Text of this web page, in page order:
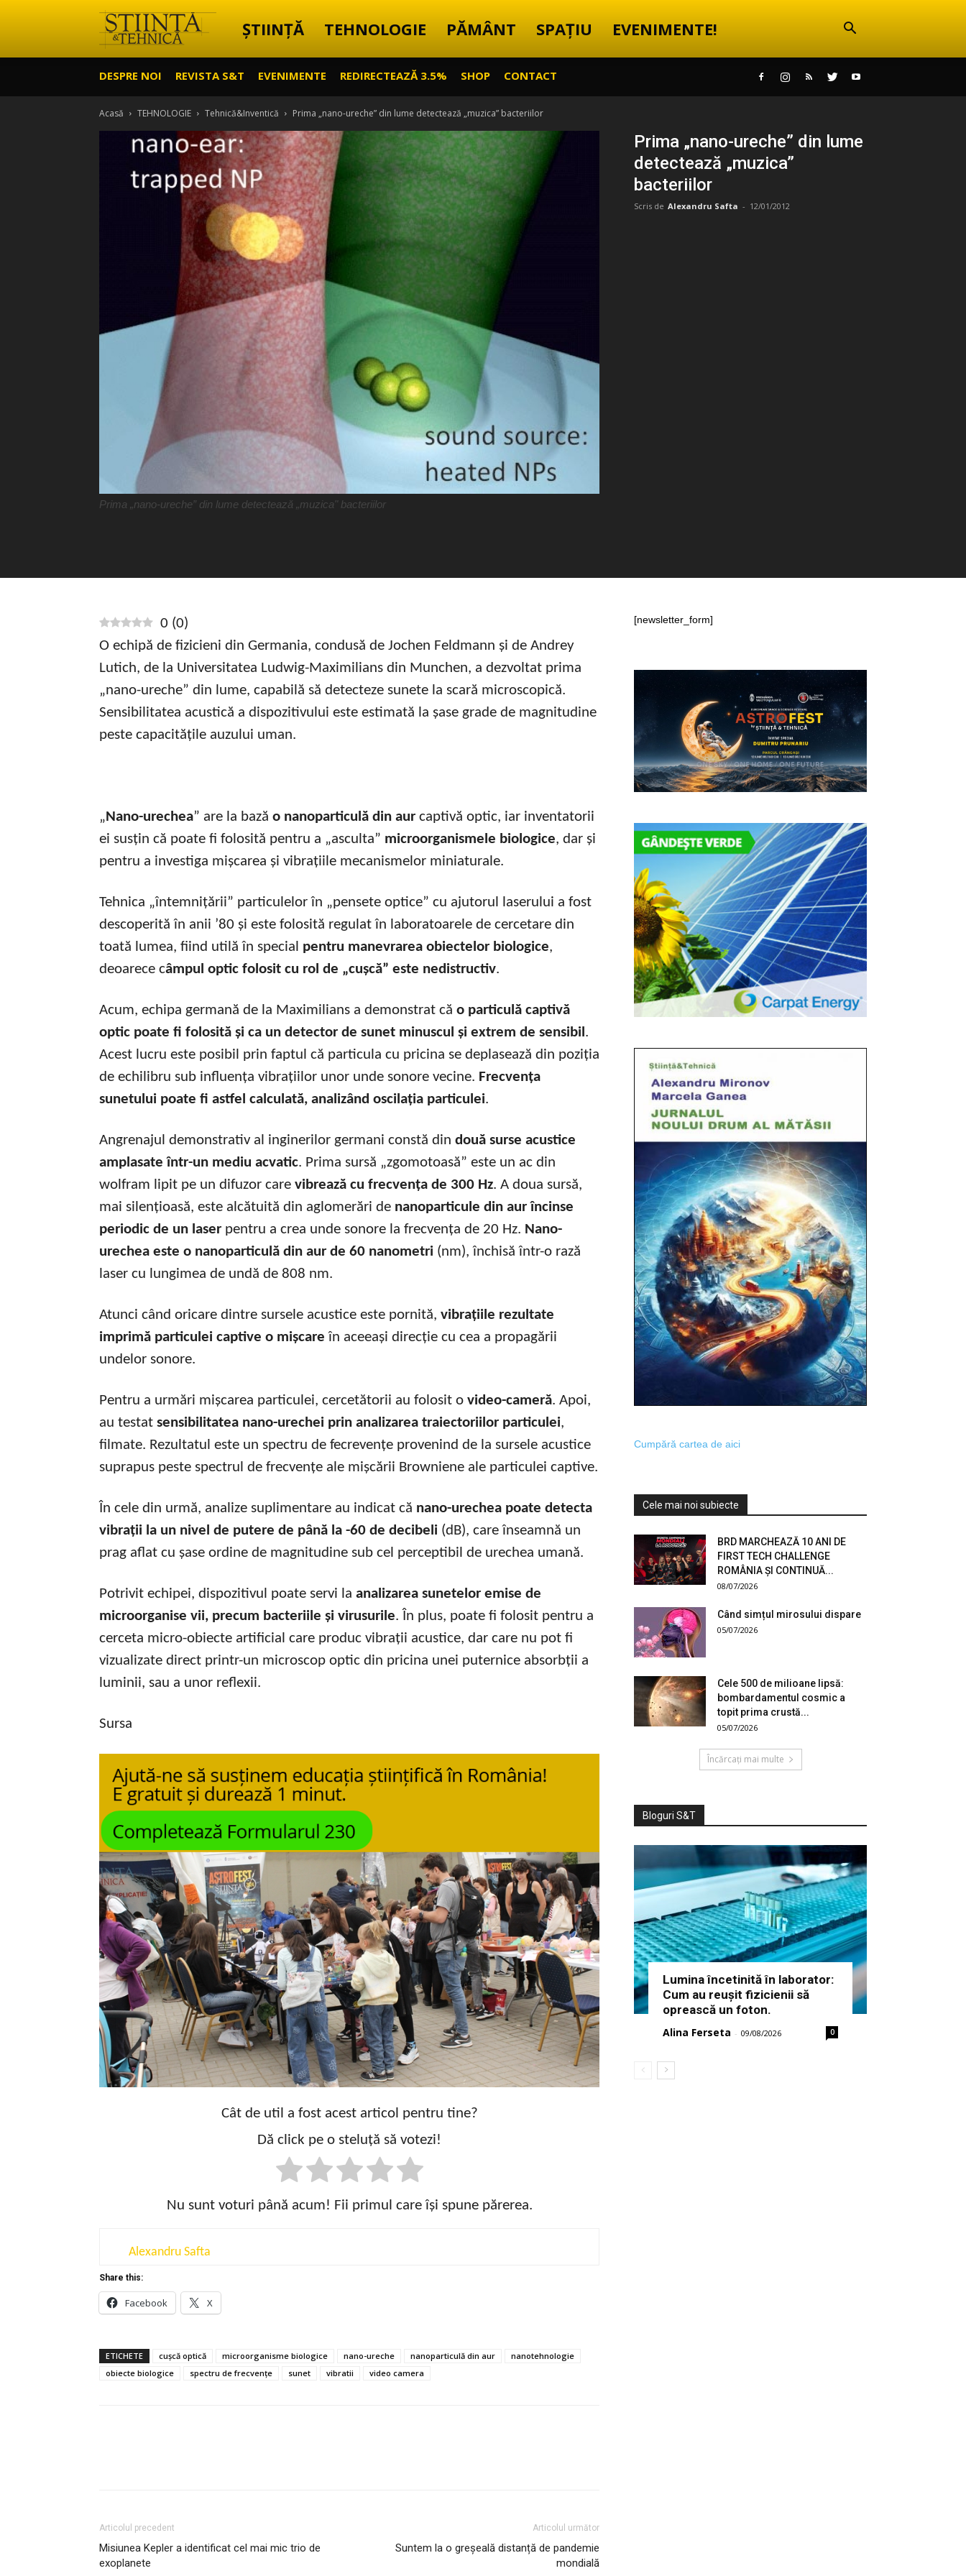
Știință
Tehnică
ȘTIINȚĂ TEHNOLOGIE PĂMÂNT SPAȚIU EVENIMENTE!
DESPRE NOI REVISTA S&T EVENIMENTE REDIRECTEAZĂ 3.5% SHOP CONTACT
Acasă TEHNOLOGIE Tehnică&Inventică Prima „nano-ureche” din lume detectează „muzica” bacteriilor
Prima „nano-ureche” din lume
detectează „muzica”
bacteriilor
Scris de Alexandru Safta - 12/01/2012
Prima „nano-ureche” din lume detectează „muzica" bacteriilor
0 (0)
O echipă de fizicieni din Germania, condusă de Jochen Feldmann și de Andrey
Lutich, de la Universitatea Ludwig-Maximilians din Munchen, a dezvoltat prima
„nano-ureche” din lume, capabilă să detecteze sunete la scară microscopică.
Sensibilitatea acustică a dispozitivului este estimată la șase grade de magnitudine
peste capacitățile auzului uman.
„Nano-urechea” are la bază o nanoparticulă din aur captivă optic, iar inventatorii
ei susțin că poate fi folosită pentru a „asculta” microorganismele biologice, dar și
pentru a investiga mișcarea și vibrațiile mecanismelor miniaturale.
Tehnica „întemnițării” particulelor în „pensete optice” cu ajutorul laserului a fost
descoperită în anii ’80 și este folosită regulat în laboratoarele de cercetare din
toată lumea, fiind utilă în special pentru manevrarea obiectelor biologice,
deoarece câmpul optic folosit cu rol de „cușcă” este nedistructiv.
Acum, echipa germană de la Maximilians a demonstrat că o particulă captivă
optic poate fi folosită și ca un detector de sunet minuscul și extrem de sensibil .
Acest lucru este posibil prin faptul că particula cu pricina se deplasează din poziția
de echilibru sub influența vibrațiilor unor unde sonore vecine. Frecvența
sunetului poate fi astfel calculată, analizând oscilația particulei.
Angrenajul demonstrativ al inginerilor germani constă din două surse acustice
amplasate într-un mediu acvatic. Prima sursă „zgomotoasă” este un ac din
wolfram lipit pe un difuzor care vibrează cu frecvența de 300 Hz. A doua sursă,
mai silențioasă, este alcătuită din aglomerări de nanoparticule din aur încinse
periodic de un laser pentru a crea unde sonore la frecvența de 20 Hz. Nano-
urechea este o nanoparticulă din aur de 60 nanometri (nm), închisă într-o rază
laser cu lungimea de undă de 808 nm.
Atunci când oricare dintre sursele acustice este pornită, vibrațiile rezultate
imprimă particulei captive o mișcare în aceeași direcție cu cea a propagării
undelor sonore.
Pentru a urmări mișcarea particulei, cercetătorii au folosit o video-cameră. Apoi,
au testat sensibilitatea nano-urechei prin analizarea traiectoriilor particulei,
filmate. Rezultatul este un spectru de fecrevențe provenind de la sursele acustice
suprapus peste spectrul de frecvențe ale mișcării Browniene ale particulei captive.
În cele din urmă, analize suplimentare au indicat că nano-urechea poate detecta
vibrații la un nivel de putere de până la -60 de decibeli (dB), care înseamnă un
prag aflat cu șase ordine de magnitudine sub cel perceptibil de urechea umană.
Potrivit echipei, dispozitivul poate servi la analizarea sunetelor emise de
microorganise vii, precum bacteriile și virusurile. În plus, poate fi folosit pentru a
cerceta micro-obiecte artificial care produc vibrații acustice, dar care nu pot fi
vizualizate direct printr-un microscop optic din pricina unei puternice absorbții a
luminii, sau a unor reflexii.
Sursa
Cât de util a fost acest articol pentru tine?
Dă click pe o steluță să votezi!
Nu sunt voturi până acum! Fii primul care își spune părerea.
Alexandru Safta
Share this:
Facebook X
ETICHETE cușcă optică microorganisme biologice nano-ureche nanoparticulă din aur
nanotehnologie
obiecte biologice
spectru de frecvențe sunet vibratii video camera
Articolul precedent
Misiunea Kepler a identificat cel mai mic trio de
exoplanete
Articolul următor
Suntem la o greșeală distanță de pandemie
mondială
[newsletter_form]
Cumpără cartea de aici
Cele mai noi subiecte
BRD MARCHEAZĂ 10 ANI DE
FIRST TECH CHALLENGE
ROMÂNIA ȘI CONTINUĂ...
08/07/2026
Când simțul mirosului dispare
05/07/2026
Cele 500 de milioane lipsă:
bombardamentul cosmic a
topit prima crustă...
05/07/2026
Încărcați mai multe
Bloguri S&T
Lumina încetinită în laborator:
Cum au reușit fizicienii să
oprească un foton.
Alina Ferseta - 09/08/2026 0